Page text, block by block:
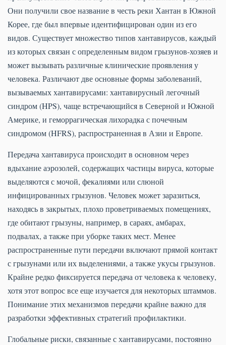
Они получили свое название в честь реки Хантан в Южной
Корее, где был впервые идентифицирован один из его
видов. Существует множество типов хантавирусов, каждый
из которых связан с определенным видом грызунов-хозяев и
может вызывать различные клинические проявления у
человека. Различают две основные формы заболеваний,
вызываемых хантавирусами: хантавирусный легочный
синдром (HPS), чаще встречающийся в Северной и Южной
Америке, и геморрагическая лихорадка с почечным
синдромом (HFRS), распространенная в Азии и Европе.
Передача хантавируса происходит в основном через
вдыхание аэрозолей, содержащих частицы вируса, которые
выделяются с мочой, фекалиями или слюной
инфицированных грызунов. Человек может заразиться,
находясь в закрытых, плохо проветриваемых помещениях,
где обитают грызуны, например, в сараях, амбарах,
подвалах, а также при уборке таких мест. Менее
распространенные пути передачи включают прямой контакт
с грызунами или их выделениями, а также укусы грызунов.
Крайне редко фиксируется передача от человека к человеку,
хотя этот вопрос все еще изучается для некоторых штаммов.
Понимание этих механизмов передачи крайне важно для
разработки эффективных стратегий профилактики.
Глобальные риски, связанные с хантавирусами, постоянно